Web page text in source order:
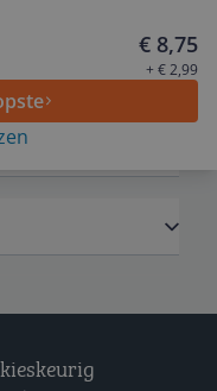
€ 8,75
+ € 2,99